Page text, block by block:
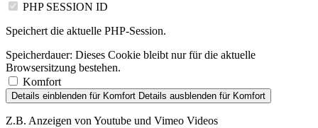
PHP SESSION ID
Speichert die aktuelle PHP-Session.
Speicherdauer: Dieses Cookie bleibt nur für die aktuelle
Browsersitzung bestehen.
Komfort
Details einblenden für Komfort Details ausblenden für Komfort
Z.B. Anzeigen von Youtube und Vimeo Videos